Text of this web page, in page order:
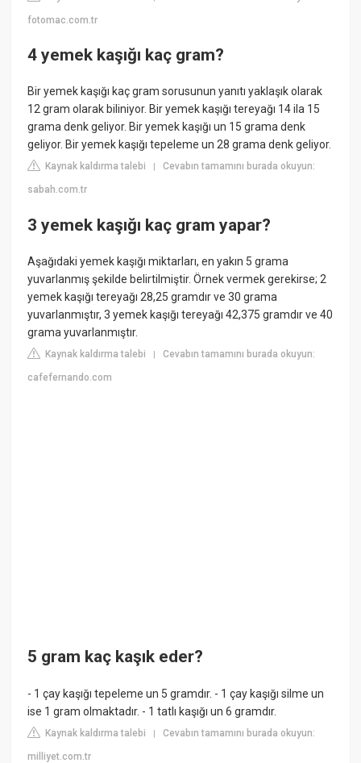
fotomac.com.tr
4 yemek kaşığı kaç gram?
Bir yemek kaşığı kaç gram sorusunun yanıtı yaklaşık olarak
12 gram olarak biliniyor. Bir yemek kaşığı tereyağı 14 ila 15
grama denk geliyor. Bir yemek kaşığı un 15 grama denk
geliyor. Bir yemek kaşığı tepeleme un 28 grama denk geliyor.
Kaynak kaldırma talebi |Cevabın tamamını burada okuyun:
sabah.com.tr
3 yemek kaşığı kaç gram yapar?
Aşağıdaki yemek kaşığı miktarları, en yakın 5 grama
yuvarlanmış şekilde belirtilmiştir. Örnek vermek gerekirse; 2
yemek kaşığı tereyağı 28,25 gramdır ve 30 grama
yuvarlanmıştır, 3 yemek kaşığı tereyağı 42,375 gramdır ve 40
grama yuvarlanmıştır.
Kaynak kaldırma talebi |Cevabın tamamını burada okuyun:
cafefernando.com
5 gram kaç kaşık eder?
- 1 çay kaşığı tepeleme un 5 gramdır. - 1 çay kaşığı silme un
ise 1 gram olmaktadır. - 1 tatlı kaşığı un 6 gramdır.
Kaynak kaldırma talebi |Cevabın tamamını burada okuyun:
milliyet.com.tr